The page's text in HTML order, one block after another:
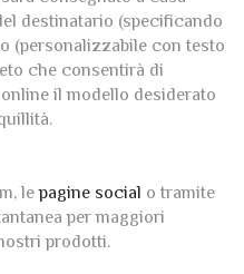
consegnato a casa
destinatario (specificando
(personalizzabile con testo
che consentirà di
il modello desiderato
le pagine socialo tramite
per maggiori
prodotti.